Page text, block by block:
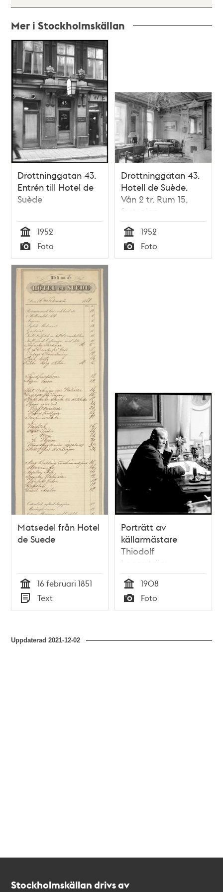
Mer i Stockholmskällan
Relaterade
poster
och
teman
Drottninggatan 43.
Entrén till Hotel de
Suède
Tid
1952
Typ
Foto
Drottninggatan 43.
Hotell de Suède.
Vån 2 tr. Rum 15,
festsalen
Tid
1952
Typ
Foto
Matsedel från Hotel
de Suede
Tid
16 februari 1851
Typ
Text
Porträtt av
källarmästare
Thiodolf
Lagerström,
innehavare av
Hotell Östergötland.
Tid
1908
Typ
Foto
Uppdaterad2021-12-02
Stockholmskällan drivs av